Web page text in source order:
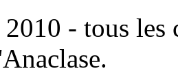
- tous les